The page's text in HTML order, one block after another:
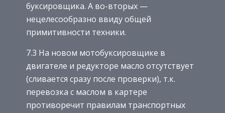
буксировщика. А во-вторых —
нецелесообразно ввиду общей
примитивности техники.
7.3 На новом мотобуксировщике в
двигателе и редукторе масло отсутствует
(сливается сразу после проверки), т.к.
перевозка с маслом в картере
противоречит правилам транспортных